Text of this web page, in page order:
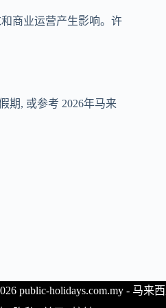
商业运营产生影响。许
期, 或参考 2026年马来
public-holidays.com.my - 马来